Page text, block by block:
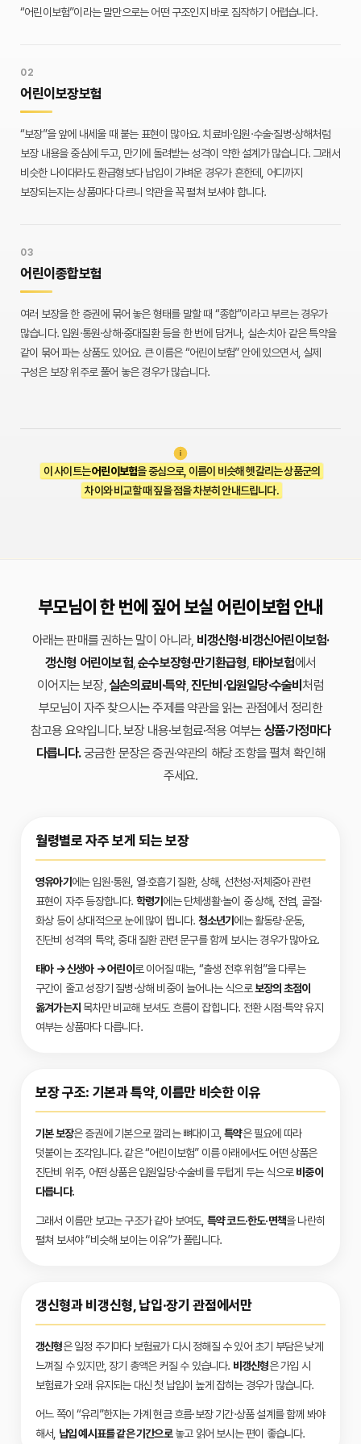
“어린이보험”이라는 말만으로는 어떤 구조인지 바로 짐작하기 어렵습니다.
02
어린이보장보험
“보장”을 앞에 내세울 때 붙는 표현이 많아요. 치료비·입원·수술·질병·상해처럼
보장 내용을 중심에 두고, 만기에 돌려받는 성격이 약한 설계가 많습니다. 그래서
비슷한 나이대라도 환급형보다 납입이 가벼운 경우가 흔한데, 어디까지
보장되는지는 상품마다 다르니 약관을 꼭 펼쳐 보셔야 합니다.
03
어린이종합보험
여러 보장을 한 증권에 묶어 놓은 형태를 말할 때 “종합”이라고 부르는 경우가
많습니다. 입원·통원·상해·중대질환 등을 한 번에 담거나, 실손·치아 같은 특약을
같이 묶어 파는 상품도 있어요. 큰 이름은 “어린이보험” 안에 있으면서, 실제
구성은 보장 위주로 풀어 놓은 경우가 많습니다.
이 사이트는어린이보험을 중심으로, 이름이 비슷해 헷갈리는 상품군의
차이와 비교할 때 짚을 점을 차분히 안내드립니다.
부모님이 한 번에 짚어 보실 어린이보험 안내
아래는 판매를 권하는 말이 아니라, 비갱신형·비갱신어린이보험·
갱신형 어린이보험,순수보장형·만기환급형, 태아보험에서
이어지는 보장,실손의료비·특약,진단비·입원일당·수술비처럼
부모님이 자주 찾으시는 주제를 약관을 읽는 관점에서 정리한
참고용 요약입니다. 보장 내용·보험료·적용 여부는 상품·가정마다
다릅니다.궁금한 문장은 증권·약관의 해당 조항을 펼쳐 확인해
주세요.
월령별로 자주 보게 되는 보장
영유아기 에는 입원·통원, 열·호흡기 질환, 상해, 선천성·저체중아 관련
표현이 자주 등장합니다. 학령기 에는 단체생활·놀이 중 상해, 전염, 골절·
화상 등이 상대적으로 눈에 많이 띕니다. 청소년기 에는 활동량·운동,
진단비 성격의 특약, 중대 질환 관련 문구를 함께 보시는 경우가 많아요.
태아 → 신생아 → 어린이 로 이어질 때는, “출생 전후 위험”을 다루는
구간이 줄고 성장기 질병·상해 비중이 늘어나는 식으로보장의 초점이
옮겨가는지 목차만 비교해 보셔도 흐름이 잡힙니다. 전환 시점·특약 유지
여부는 상품마다 다릅니다.
보장 구조: 기본과 특약, 이름만 비슷한 이유
기본 보장은 증권에 기본으로 깔리는 뼈대이고,특약은 필요에 따라
덧붙이는 조각입니다. 같은 “어린이보험” 이름 아래에서도 어떤 상품은
진단비 위주, 어떤 상품은 입원일당·수술비를 두텁게 두는 식으로 비중이
다릅니다.
그래서 이름만 보고는 구조가 같아 보여도, 특약 코드·한도·면책을 나란히
펼쳐 보셔야 “비슷해 보이는 이유”가 풀립니다.
갱신형과 비갱신형, 납입·장기 관점에서만
갱신형은 일정 주기마다 보험료가 다시 정해질 수 있어 초기 부담은 낮게
느껴질 수 있지만, 장기 총액은 커질 수 있습니다. 비갱신형은 가입 시
보험료가 오래 유지되는 대신 첫 납입이 높게 잡히는 경우가 많습니다.
어느 쪽이 “유리”한지는 가계 현금 흐름·보장 기간·상품 설계를 함께 봐야
해서, 납입 예시표를 같은 기간으로놓고 읽어 보시는 편이 좋습니다.